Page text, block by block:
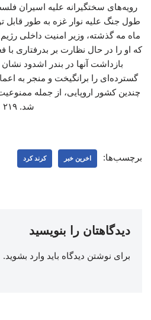
رویه‌های سختگیرانه علیه اسیران
طول جنگ علیه نوار غزه به طور قابل
ماه مه گذشته، وزیر امنیت داخلی
که او را در حال نظارت بر بدرفتاری با
بازداشت آنها در بندر اشدود نشان
گسترده‌ای را برانگیخت و منجر به
چندین کشور اروپایی، از جمله
شد. ۲۱۹
برچسب‌ها: اخرین خبر کرند کرد
دیدگاهتان را بنویسید
برای نوشتن دیدگاه باید وارد بشوید.